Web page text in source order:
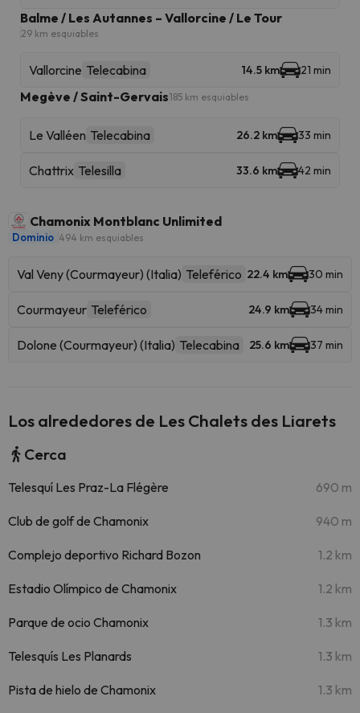
Balme / Les Autannes – Vallorcine / Le Tour
29 km esquiables
Vallorcine Telecabina 14.5 km 21 min
Megève / Saint-Gervais185 km esquiables
Le Valléen Telecabina 26.2 km 33 min
Chattrix Telesilla 33.6 km 42 min
Chamonix Montblanc Unlimited
Dominio 494 km esquiables
Val Veny (Courmayeur) (Italia) Teleférico 22.4 km 30 min
Courmayeur Teleférico 24.9 km 34 min
Dolone (Courmayeur) (Italia) Telecabina 25.6 km 37 min
Los alrededores de Les Chalets des Liarets
Cerca
Telesquí Les Praz-La Flégère 690 m
Club de golf de Chamonix 940 m
Complejo deportivo Richard Bozon 1.2 km
Estadio Olímpico de Chamonix 1.2 km
Parque de ocio Chamonix 1.3 km
Telesquís Les Planards 1.3 km
Pista de hielo de Chamonix 1.3 km